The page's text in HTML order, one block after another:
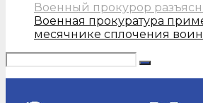
Военный прокурор
Военная прокуратура
месячнике сплочения